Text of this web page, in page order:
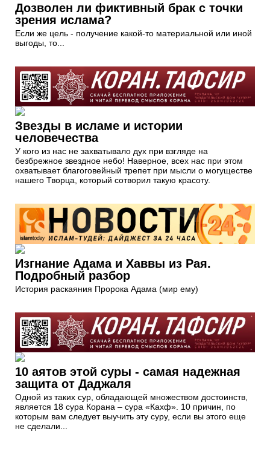
Дозволен ли фиктивный брак с точки
зрения ислама?
Если же цель - получение какой-то материальной или иной
выгоды, то...
Звезды в исламе и истории
человечества
У кого из нас не захватывало дух при взгляде на
безбрежное звездное небо! Наверное, всех нас при этом
охватывает благоговейный трепет при мысли о могуществе
нашего Творца, который сотворил такую красоту.
Изгнание Адама и Хаввы из Рая.
Подробный разбор
История раскаяния Пророка Адама (мир ему)
10 аятов этой суры - самая надежная
защита от Даджаля
Одной из таких сур, обладающей множеством достоинств,
является 18 сура Корана – сура «Кахф». 10 причин, по
которым вам следует выучить эту суру, если вы этого еще
не сделали...